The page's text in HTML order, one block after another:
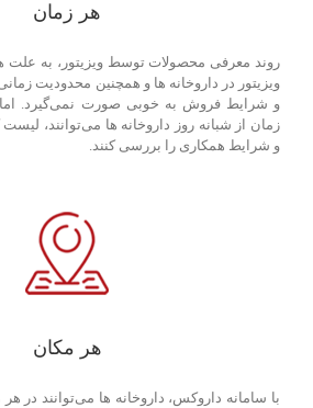
هر زمان
روند معرفی محصولات توسط ویزیتور، به
ویزیتور در داروخانه ها و همچنین محدودیت
و شرایط فروش به خوبی صورت نمی‌گیرد. اما
زمان از شبانه روز داروخانه ها می‌توانند،
و شرایط همکاری را بررسی کنند.
هر مکان
با سامانه داروکس، داروخانه ها می‌توانند در